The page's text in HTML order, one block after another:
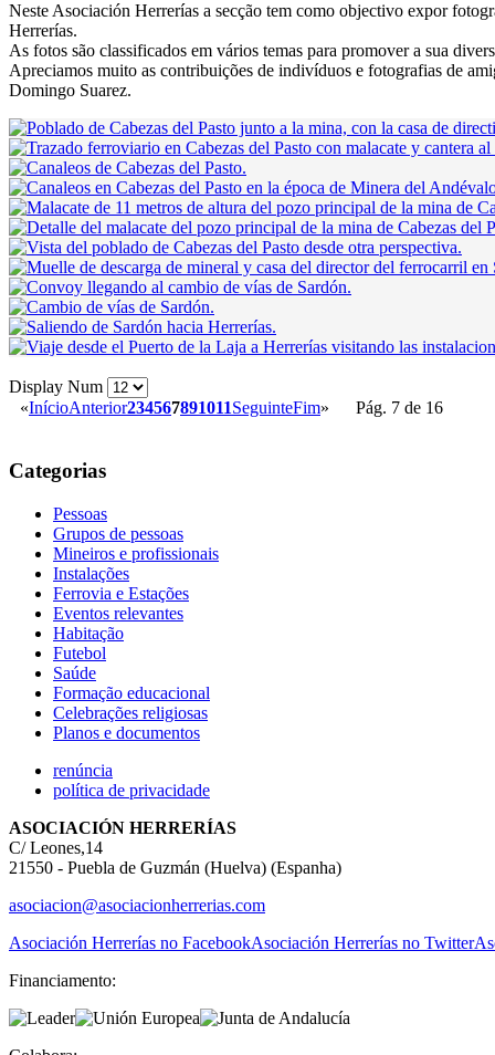
Neste Asociación Herrerías a secção tem como objectivo expor
Herrerías.
As fotos são classificados em vários temas para promover a sua
Apreciamos muito as contribuições de indivíduos e fotografias de
Domingo Suarez.
Display Num
«InícioAnterior234567891011SeguinteFim» Pág. 7 de 16
Categorias
Pessoas
Grupos de pessoas
Mineiros e profissionais
Instalações
Ferrovia e Estações
Eventos relevantes
Habitação
Futebol
Saúde
Formação educacional
Celebrações religiosas
Planos e documentos
renúncia
política de privacidade
ASOCIACIÓN HERRERÍAS
C/ Leones,14
21550 - Puebla de Guzmán (Huelva) (Espanha)
asociacion@asociacionherrerias.com
Asociación Herrerías no FacebookAsociación Herrerías no Twitter
Financiamento: